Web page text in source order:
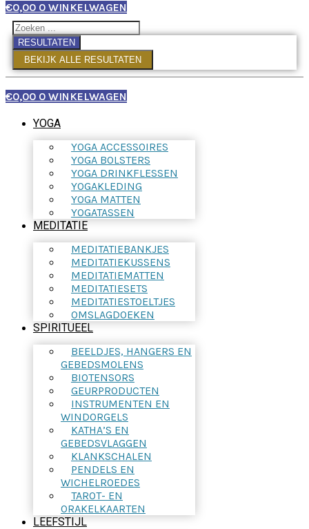
€0,00 0 WINKELWAGEN
RESULTATEN
BEKIJK ALLE RESULTATEN
€0,00 0 WINKELWAGEN
YOGA
YOGA ACCESSOIRES
YOGA BOLSTERS
YOGA DRINKFLESSEN
YOGAKLEDING
YOGA MATTEN
YOGATASSEN
MEDITATIE
MEDITATIEBANKJES
MEDITATIEKUSSENS
MEDITATIEMATTEN
MEDITATIESETS
MEDITATIESTOELTJES
OMSLAGDOEKEN
SPIRITUEEL
BEELDJES, HANGERS EN
GEBEDSMOLENS
BIOTENSORS
GEURPRODUCTEN
INSTRUMENTEN EN
WINDORGELS
KATHA’S EN
GEBEDSVLAGGEN
KLANKSCHALEN
PENDELS EN
WICHELROEDES
TAROT- EN
ORAKELKAARTEN
LEEFSTIJL